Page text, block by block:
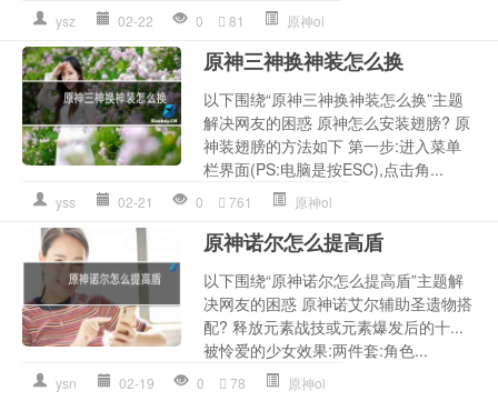
ysz 02-22 0 81 原神ol
原神三神换神装怎么换
以下围绕“原神三神换神装怎么换”主题
解决网友的困惑 原神怎么安装翅膀? 原
神装翅膀的方法如下 第一步:进入菜单
栏界面(PS:电脑是按ESC),点击角...
yss 02-21 0 761 原神ol
原神诺尔怎么提高盾
以下围绕“原神诺尔怎么提高盾”主题解
决网友的困惑 原神诺艾尔辅助圣遗物搭
配? 释放元素战技或元素爆发后的十...
被怜爱的少女效果:两件套:角色...
ysn 02-19 0 78 原神ol